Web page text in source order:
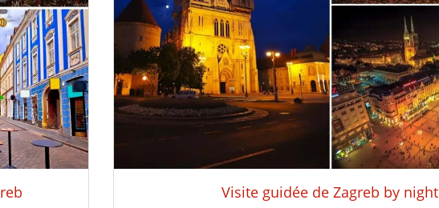
Visite guidée de Zagreb by night